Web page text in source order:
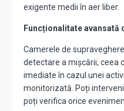
exigente medii în aer liber.
Funcționalitate avansată
Camerele de
detectare a mișcării, ceea
imediate în cazul unei
monitorizată. Poți
poți verifica orice